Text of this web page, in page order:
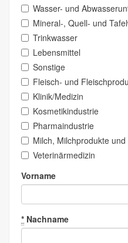
Wasser- und
Mineral-, Quell- und
Trinkwasser
Lebensmittel
Sonstige
Fleisch- und
Klinik/Medizin
Kosmetikindustrie
Pharmaindustrie
Milch, Milchprodukte
Veterinärmedizin
Vorname
* Nachname